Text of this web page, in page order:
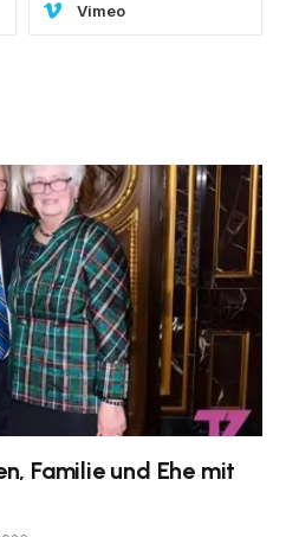
Vimeo
Familie und Ehe mit